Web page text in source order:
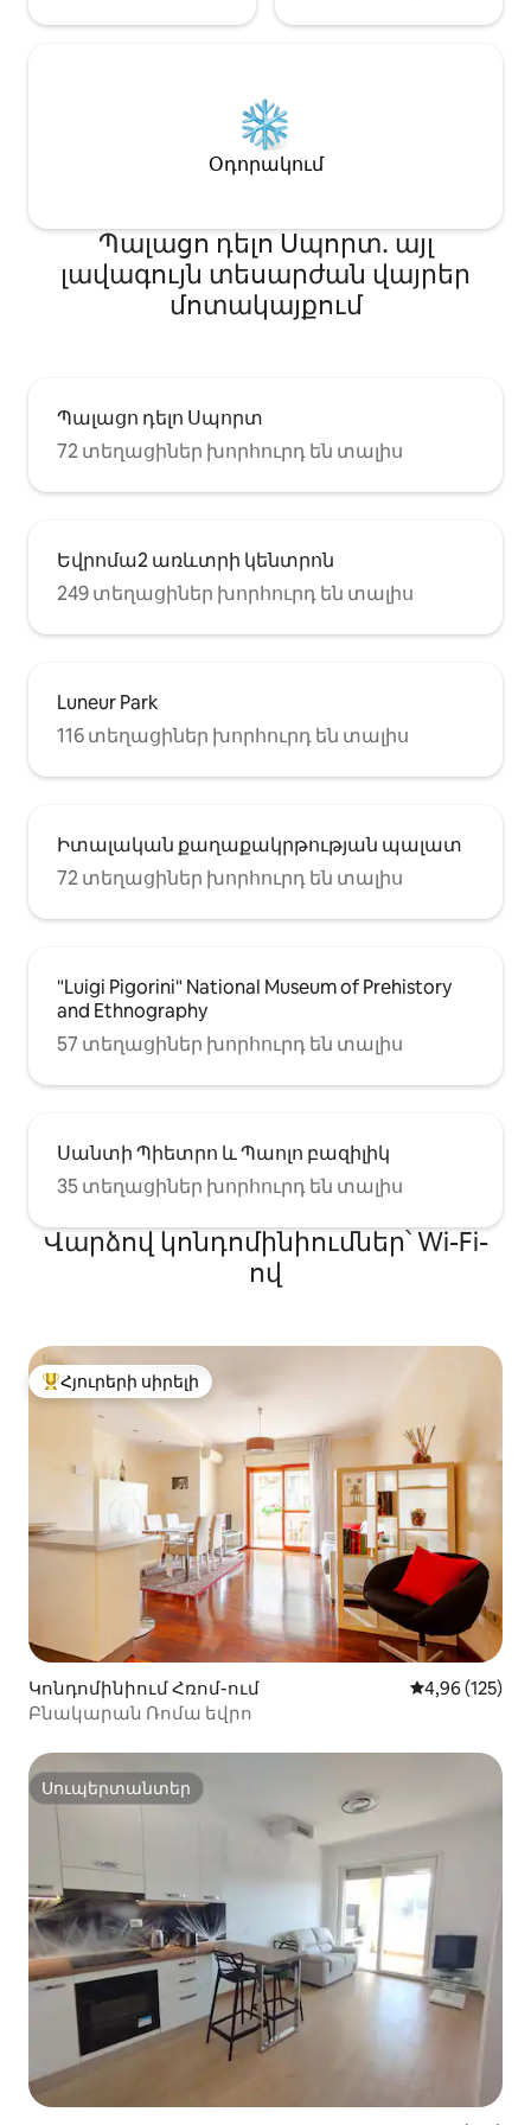
Օդորակում
Պալացո դելո Սպորտ․ այլ
լավագույն տեսարժան վայրեր
մոտակայքում
Պալացո դելո Սպորտ
72 տեղացիներ խորհուրդ են տալիս
Եվրոմա2 առևտրի կենտրոն
249 տեղացիներ խորհուրդ են տալիս
Luneur Park
116 տեղացիներ խորհուրդ են տալիս
Իտալական քաղաքակրթության պալատ
72 տեղացիներ խորհուրդ են տալիս
"Luigi Pigorini" National Museum of Prehistory
and Ethnography
57 տեղացիներ խորհուրդ են տալիս
Սանտի Պիետրո և Պաոլո բազիլիկ
35 տեղացիներ խորհուրդ են տալիս
Վարձով կոնդոմինիումներ՝ Wi-Fi-
ով
Հյուրերի սիրելի լավագույն տները
Հյուրերի սիրելի
Կոնդոմինիում Հռոմ-ում Միջին
4,96 (125)
Բնակարան Ռոմա եվրո
Սուպերտանտեր
Սուպերտանտեր